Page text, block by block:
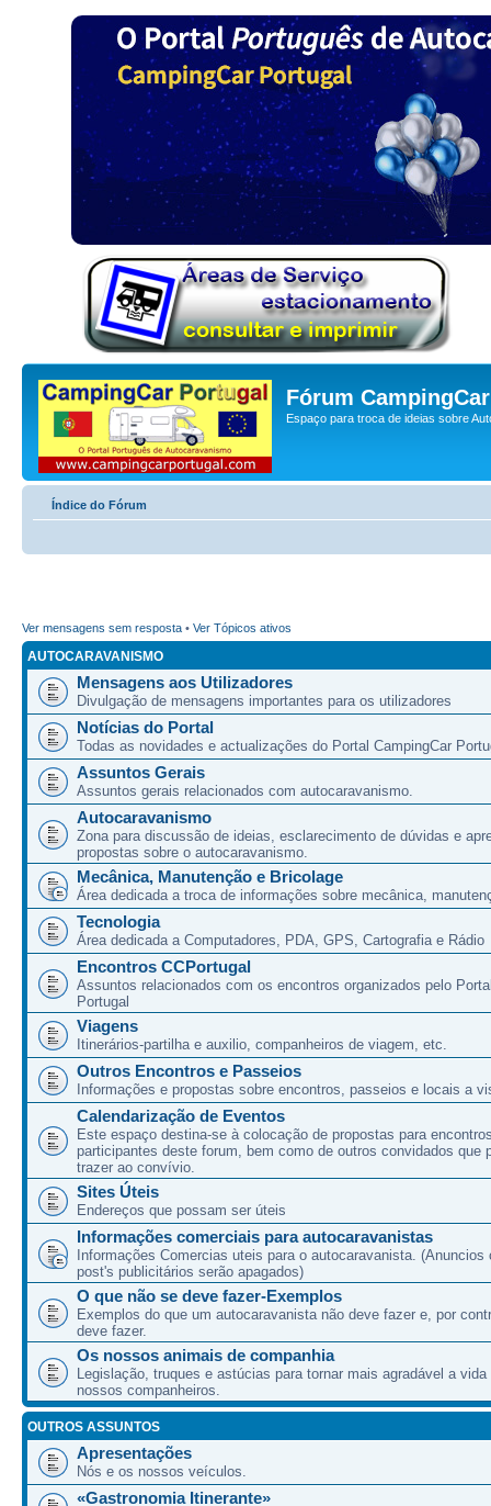
Fórum
Espaço para troca de ideias sobre
Índice do Fórum
Ver mensagens sem resposta • Ver Tópicos ativos
AUTOCARAVANISMO
Mensagens aos Utilizadores
Divulgação de mensagens importantes para os utilizadores
Notícias do Portal
Todas as novidades e actualizações do Portal CampingCar
Assuntos Gerais
Assuntos gerais relacionados com autocaravanismo.
Autocaravanismo
Zona para discussão de ideias, esclarecimento de dúvidas e
propostas sobre o autocaravanismo.
Mecânica, Manutenção e Bricolage
Área dedicada a troca de informações sobre mecânica,
Tecnologia
Área dedicada a Computadores, PDA, GPS, Cartografia e Rádio
Encontros CCPortugal
Assuntos relacionados com os encontros organizados pelo
Portugal
Viagens
Itinerários-partilha e auxilio, companheiros de viagem, etc.
Outros Encontros e Passeios
Informações e propostas sobre encontros, passeios e locais a
Calendarização de Eventos
Este espaço destina-se à colocação de propostas para
participantes deste forum, bem como de outros convidados que
trazer ao convívio.
Sites Úteis
Endereços que possam ser úteis
Informações comerciais para autocaravanistas
Informações Comercias uteis para o autocaravanista. (Anuncios
post's publicitários serão apagados)
O que não se deve fazer-Exemplos
Exemplos do que um autocaravanista não deve fazer e, por
deve fazer.
Os nossos animais de companhia
Legislação, truques e astúcias para tornar mais agradável a vida
nossos companheiros.
OUTROS ASSUNTOS
Apresentações
Nós e os nossos veículos.
«Gastronomia Itinerante»